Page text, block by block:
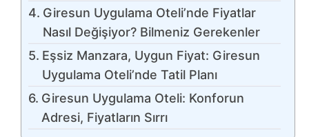
Giresun Uygulama Oteli’nde Fiyatlar
Nasıl Değişiyor? Bilmeniz Gerekenler
Eşsiz Manzara, Uygun Fiyat: Giresun
Uygulama Oteli’nde Tatil Planı
Giresun Uygulama Oteli: Konforun
Adresi, Fiyatların Sırrı